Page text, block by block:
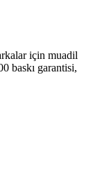
için muadil
baskı garantisi,